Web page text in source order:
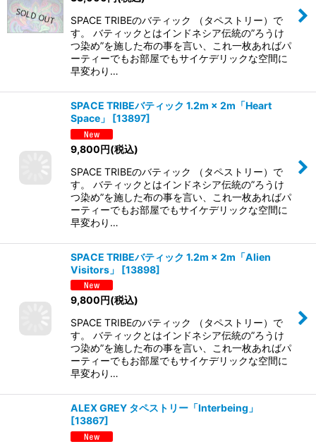
SPACE TRIBEのバティック （タペストリー）で
す。 バティックとはインドネシア伝統の”ろうけ
つ染め”を施した布の事を言い、これ一枚あればパ
ーティーでもお部屋でもサイケデリックな空間に
早変わり…
SPACE TRIBEバティック 1.2m × 2m「Heart
Space」
[13897]
9,800円(税込)
SPACE TRIBEのバティック （タペストリー）で
す。 バティックとはインドネシア伝統の”ろうけ
つ染め”を施した布の事を言い、これ一枚あればパ
ーティーでもお部屋でもサイケデリックな空間に
早変わり…
SPACE TRIBEバティック 1.2m × 2m「Alien
Visitors」
[13898]
9,800円(税込)
SPACE TRIBEのバティック （タペストリー）で
す。 バティックとはインドネシア伝統の”ろうけ
つ染め”を施した布の事を言い、これ一枚あればパ
ーティーでもお部屋でもサイケデリックな空間に
早変わり…
ALEX GREY タペストリー「Interbeing」
[13867]